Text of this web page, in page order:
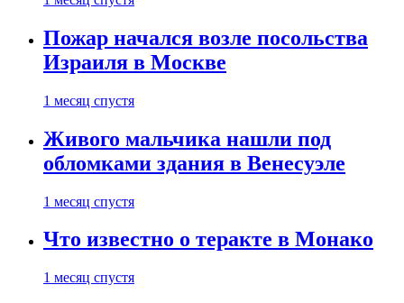
Пожар начался возле посольства
Израиля в Москве
1 месяц спустя
Живого мальчика нашли под
обломками здания в Венесуэле
1 месяц спустя
Что известно о теракте в Монако
1 месяц спустя